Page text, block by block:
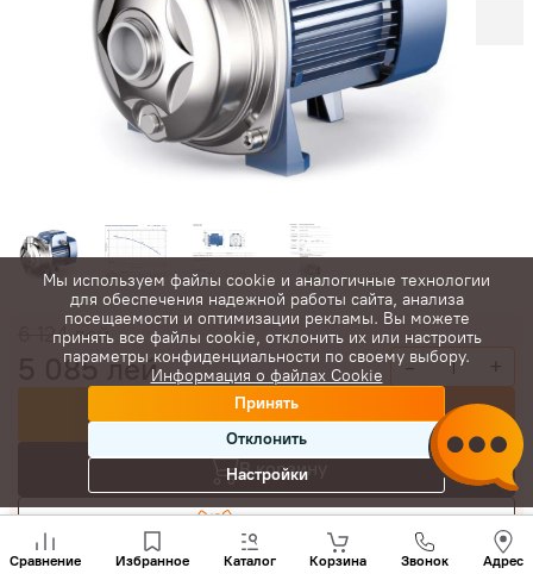
6 124лей
5 085лей - +
Купить сейчас
В корзину
Сравнение Избранное Каталог Корзина Звонок Адрес
нам
+(373)
Мы используем файлы cookie и аналогичные технологии
для обеспечения надежной работы сайта, анализа
посещаемости и оптимизации рекламы. Вы можете
принять все файлы cookie, отклонить их или настроить
параметры конфиденциальности по своему выбору.
Информация о файлах Cookie
Принять
Отклонить
Настройки